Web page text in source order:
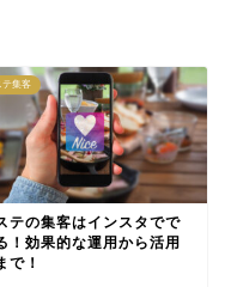
テ集客
テの集客はインスタでで
！効果的な運用から活用
で！